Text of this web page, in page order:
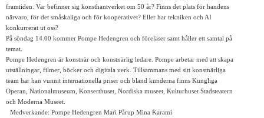
framtiden. Var befinner sig konsthantverket om 50 år? Finns det plats för handens
närvaro, för det småskaliga och för kooperativet? Eller har tekniken och AI
konkurrerat ut oss?
På söndag 14.00 kommer Pompe Hedengren och föreläser samt håller ett samtal på
temat.
Pompe Hedengren är konstnär och konstnärlig ledare. Pompe arbetar med att skapa
utställningar, filmer, böcker och digitala verk. Tillsammans med sitt konstnärliga
team har han vunnit internationella priser och bland kunderna finns Kungliga
Operan, Nationalmuseum, Konserthuset, Nordiska museet, Kulturhuset Stadsteatern
och Moderna Museet.
Medverkande: Pompe Hedengren Mari Pårup Mina Karami